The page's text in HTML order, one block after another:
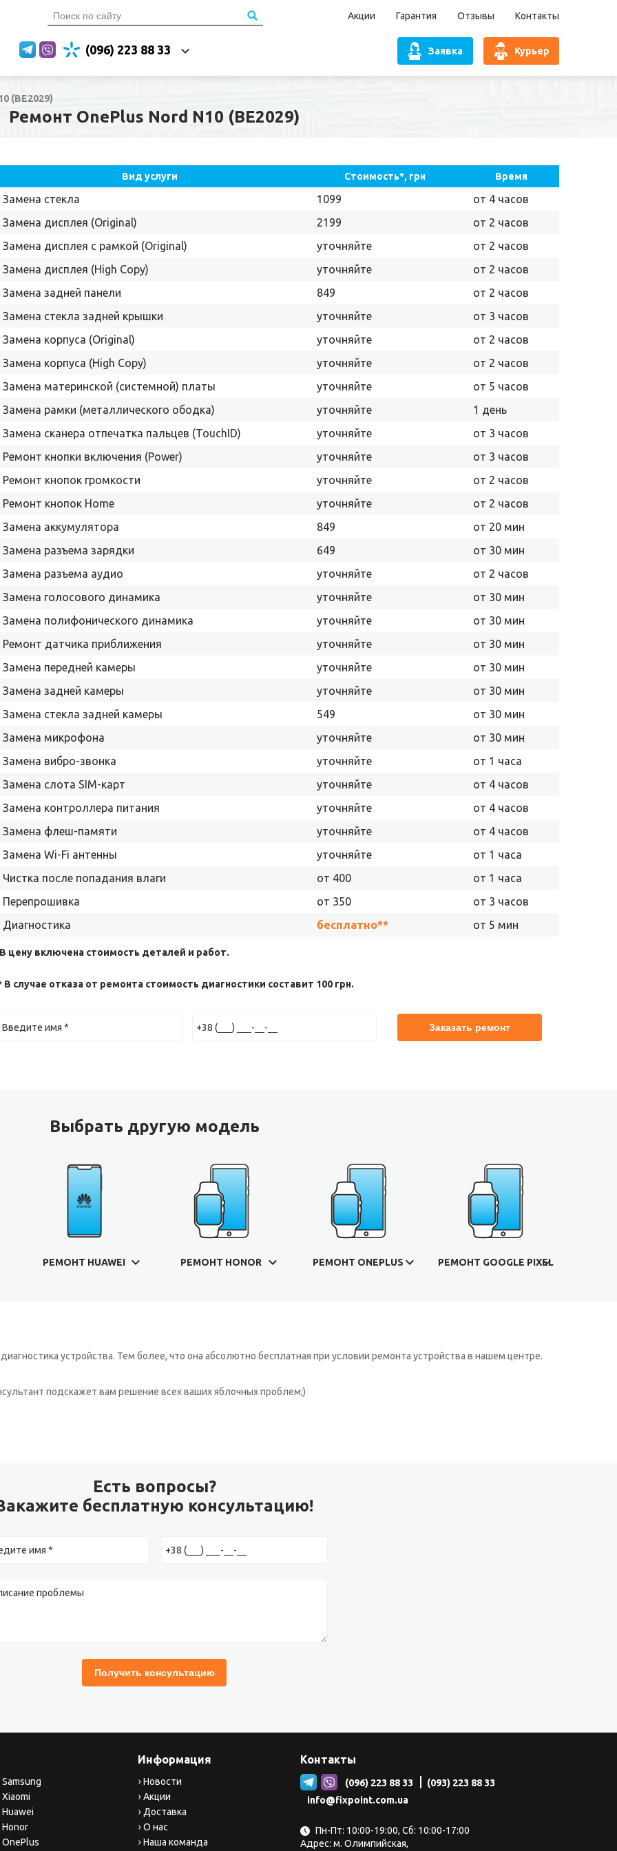
Акции Гарантия Отзывы Контакты
(096) 223 88 33 Курьер
Заявка
(BE2029)
Ремонт OnePlus Nord N10 (BE2029)
Вид услуги Стоимость*, грн Время
Замена стекла 1099
от 4 часов
Замена дисплея (Original)
2199
от 2 часов
Замена дисплея с рамкой (Original)
уточняйте
от 2 часов
Замена дисплея (High Copy)
уточняйте
от 2 часов
Замена задней панели
849
от 2 часов
Замена стекла задней крышки
уточняйте
от 3 часов
Замена корпуса (Original)
уточняйте
от 2 часов
Замена корпуса (High Copy)
уточняйте
от 2 часов
Замена материнской (системной) платы
уточняйте
от 5 часов
Замена рамки (металлического ободка)
уточняйте
1 день
Замена сканера отпечатка пальцев (TouchID)
уточняйте
от 3 часов
Ремонт кнопки включения (Power)
уточняйте
от 3 часов
Ремонт кнопок громкости
уточняйте
от 2 часов
Ремонт кнопок Home
уточняйте
от 2 часов
Замена аккумулятора
849
от 20 мин
Замена разъема зарядки
649
от 30 мин
Замена разъема аудио
уточняйте
от 2 часов
Замена голосового динамика
уточняйте
от 30 мин
Замена полифонического динамика
уточняйте
от 30 мин
Ремонт датчика приближения
уточняйте
от 30 мин
Замена передней камеры
уточняйте
от 30 мин
Замена задней камеры
уточняйте
от 30 мин
Замена стекла задней камеры
549
от 30 мин
Замена микрофона
уточняйте
от 30 мин
Замена вибро-звонка
уточняйте
от 1 часа
Замена слота SIM-карт
уточняйте
от 4 часов
Замена контроллера питания
уточняйте
от 4 часов
Замена флеш-памяти
уточняйте
от 4 часов
Замена Wi-Fi антенны
уточняйте
от 1 часа
Чистка после попадания влаги
от 400
от 1 часа
Перепрошивка
от 350
от 3 часов
Диагностика
бесплатно** от 5 мин
цену включена стоимость деталей и работ.
В случае отказа от ремонта стоимость диагностики составит 100 грн.
Выбрать другую модель
РЕМОНТ HUAWEI РЕМОНТ HONOR РЕМОНТ ONEPLUS РЕМОНТ GOOGLE PIXEL
устройства. Тем более, что она абсолютно бесплатная при условии ремонта устройства в нашем центре.
подскажет вам решение всех ваших яблочных проблем;)
Есть вопросы?
бесплатную консультацию!
Информация
Новости
Акции
Доставка
О нас
Наша команда
Контакты
(096) 223 88 33
(093) 223 88 33
info@fixpoint.com.ua
Пн-Пт: 10:00-19:00, Сб: 10:00-17:00
Адрес: м. Олимпийская,